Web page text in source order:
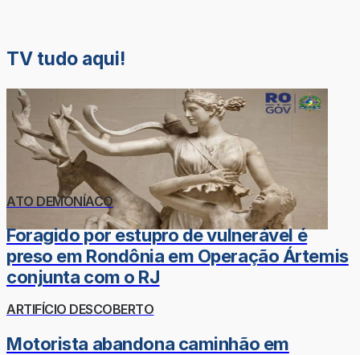
TV tudo aqui!
ATO DEMONÍACO
Foragido por estupro de vulnerável é
preso em Rondônia em Operação Ártemis
conjunta com o RJ
ARTIFÍCIO DESCOBERTO
Motorista abandona caminhão em